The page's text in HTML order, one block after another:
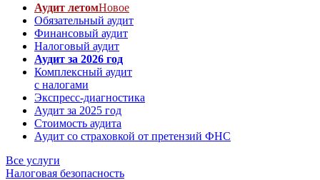
Аудит летомНовое
Обязательный аудит
Финансовый аудит
Налоговый аудит
Аудит за 2026 год
Комплексный аудит
с налогами
Экспресс-диагностика
Аудит за 2025 год
Стоимость аудита
Аудит со страховкой от претензий ФНС
Все услуги
Налоговая безопасность